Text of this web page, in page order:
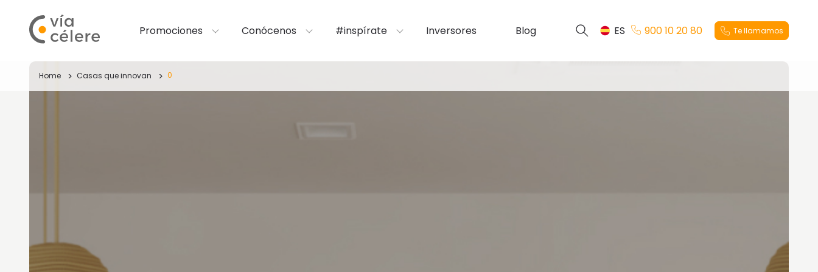
Promociones Conócenos #inspírate Inversores Blog ES 900 10 20 80 Te llamamos
Home Casas que innovan 0